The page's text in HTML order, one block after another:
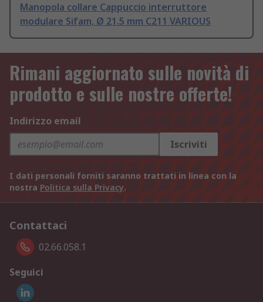
Manopola collare Cappuccio interruttore
modulare Sifam, Ø 21.5 mm C211 VARIOUS
Rimani aggiornato sulle novità di
prodotto e sulle nostre offerte!
Indirizzo email
Iscriviti
I dati personali forniti saranno trattati in linea con la
nostra Politica sulla Privacy.
Contattaci
02.66.058.1
Seguici